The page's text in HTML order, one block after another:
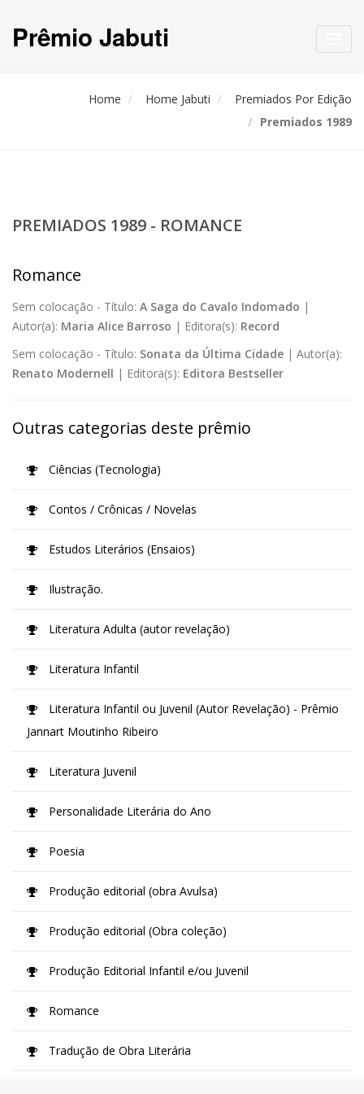
Prêmio Jabuti
Home Home Jabuti
Premiados Por Edição
Premiados 1989
PREMIADOS 1989 - ROMANCE
Romance
Sem colocação - Título: A Saga do Cavalo Indomado |
Autor(a): Maria Alice Barroso | Editora(s): Record
Sem colocação - Título: Sonata da Última Cidade | Autor(a):
Renato Modernell | Editora(s): Editora Bestseller
Outras categorias deste prêmio
Ciências (Tecnologia)
Contos / Crônicas / Novelas
Estudos Literários (Ensaios)
Ilustração.
Literatura Adulta (autor revelação)
Literatura Infantil
Literatura Infantil ou Juvenil (Autor Revelação) - Prêmio
Jannart Moutinho Ribeiro
Literatura Juvenil
Personalidade Literária do Ano
Poesia
Produção editorial (obra Avulsa)
Produção editorial (Obra coleção)
Produção Editorial Infantil e/ou Juvenil
Romance
Tradução de Obra Literária